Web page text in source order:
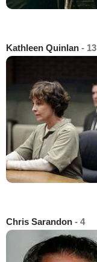
Kathleen Quinlan - 13
Chris Sarandon - 4